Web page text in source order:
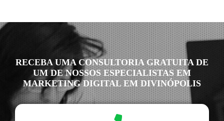
RECEBA UMA CONSULTORIA GRATUITA DE
UM DE NOSSOS ESPECIALISTAS EM
MARKETING DIGITAL EM DIVINÓPOLIS